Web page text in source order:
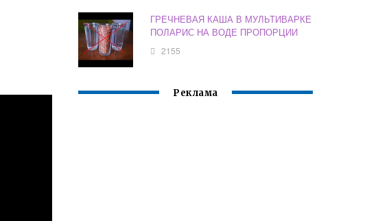
ГРЕЧНЕВАЯ КАША В МУЛЬТИВАРКЕ
ПОЛАРИС НА ВОДЕ ПРОПОРЦИИ
2155
Реклама